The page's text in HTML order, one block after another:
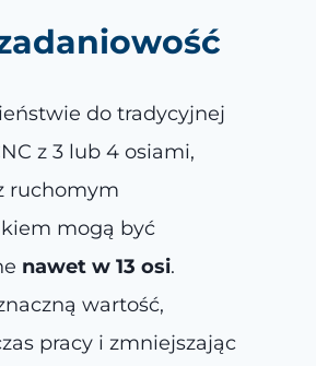
do tradycyjnej
z 3 lub 4 osiami,
ruchomym
mogą być
nawet w 13 osi.
wartość,
pracy i zmniejszając